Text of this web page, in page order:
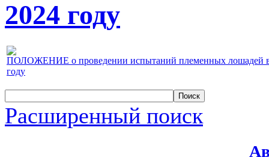
2024 году
ПОЛОЖЕНИЕ о проведении испытаний племенных лошадей
году
Расширенный поиск